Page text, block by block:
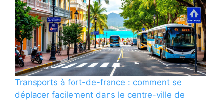
Transports à fort-de-france : comment se
déplacer facilement dans le centre-ville de